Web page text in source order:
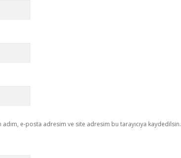
e-posta adresim ve site adresim bu tarayıcıya kaydedilsin.